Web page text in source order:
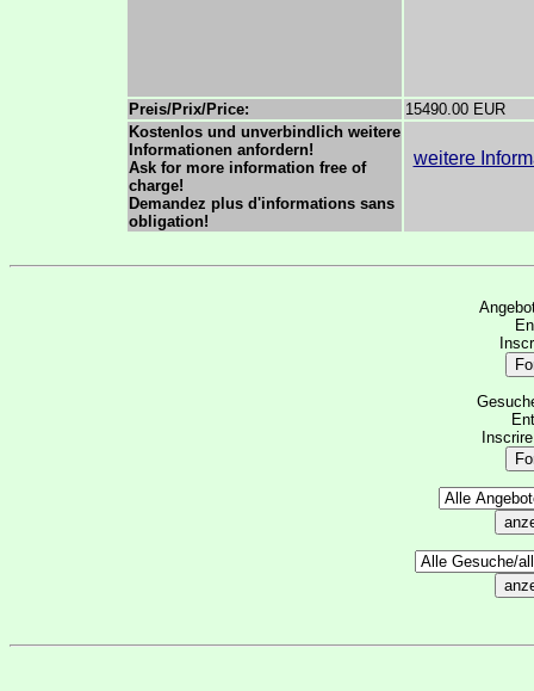
Preis/Prix/Price:
15490.00 EUR
Kostenlos und unverbindlich weitere
Informationen anfordern!
Ask for more information free of
charge!
Demandez plus d'informations sans
obligation!
weitere